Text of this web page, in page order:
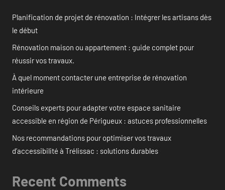
Planification de projet de rénovation : Intégrer les artisans dès
le début
Rénovation maison ou appartement : guide complet pour
réussir vos travaux.
À quel moment contacter une entreprise de rénovation
intérieure
Conseils experts pour adapter votre espace sanitaire
accessible en région de Périgueux : astuces professionnelles
Nos recommandations pour optimiser vos travaux
d’accessibilité à Trélissac : solutions durables
Recent Comments